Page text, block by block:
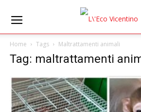
Home Tags Maltrattamenti animali
Tag: maltrattamenti